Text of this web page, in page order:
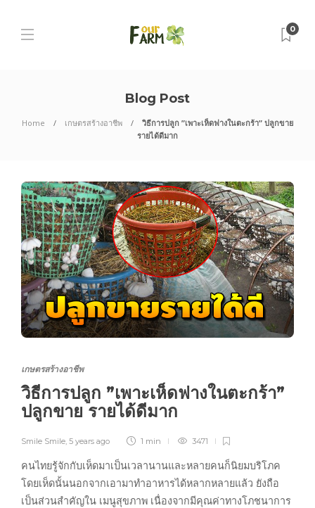
0
Blog Post
Home เกษตรสร้างอาชีพ
วิธีการปลูก ”เพาะเห็ดฟางในตะกร้า” ปลูกขาย
รายได้ดีมาก
เกษตรสร้างอาชีพ
วิธีการปลูก ”เพาะเห็ดฟางในตะกร้า”
ปลูกขาย รายได้ดีมาก
Smile Smile 5 years ago 1 min 3471
คนไทยรู้จักกับเห็ดมาเป็นเวลานานและหลายคนก็นิยมบริโภค
โดยเห็ดนั้นนอกจากเอามาทำอาหารได้หลากหลายแล้ว ยังถือ
เป็นส่วนสำคัญใน เมนูสุขภาพ เนื่องจากมีคุณค่าทางโภชนาการ